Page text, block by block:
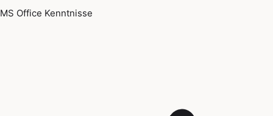
MS Office Kenntnisse